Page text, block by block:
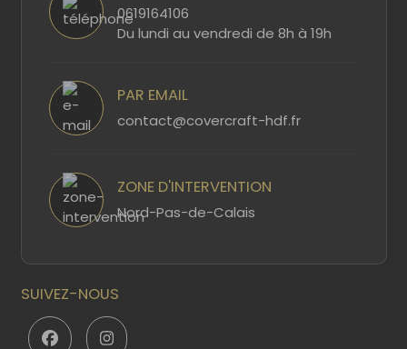
0619164106
Du lundi au vendredi de 8h à 19h
PAR EMAIL
contact@covercraft-hdf.fr
ZONE D'INTERVENTION
Nord-Pas-de-Calais
SUIVEZ-NOUS